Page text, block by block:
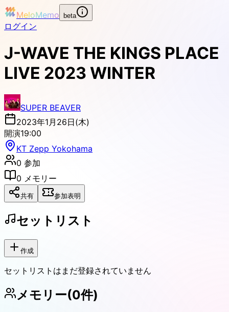
MeloMemo beta
ログイン
J-WAVE THE KINGS PLACE
LIVE 2023 WINTER
SUPER BEAVER
2023年1月26日(木)
開演19:00
KT Zepp Yokohama
0 参加
0 メモリー
共有 参加表明
セットリスト
作成
セットリストはまだ登録されていません
メモリー(0件)